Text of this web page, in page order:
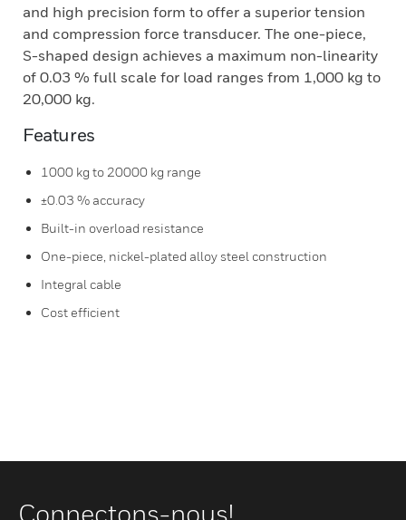
and high precision form to offer a superior tension
and compression force transducer. The one-piece,
S-shaped design achieves a maximum non-linearity
of 0.03 % full scale for load ranges from 1,000 kg to
20,000 kg.
Features
1000 kg to 20000 kg range
±0.03 % accuracy
Built-in overload resistance
One-piece, nickel-plated alloy steel construction
Integral cable
Cost efficient
Connectons-nous!